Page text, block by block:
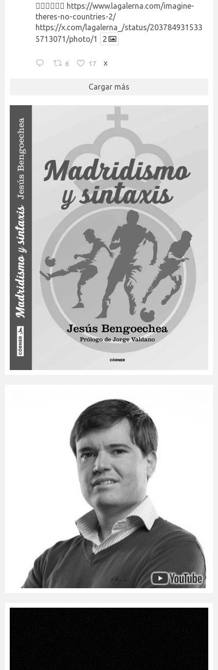
👉🏻👉🏻👉🏻 https://www.lagalerna.com/imagine-
theres-no-countries-2/
https://x.com/lagalerna_/status/203784931533
5713071/photo/1
2
6 17 X
Cargar más